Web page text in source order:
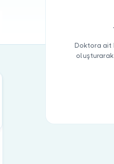
Doktora ait